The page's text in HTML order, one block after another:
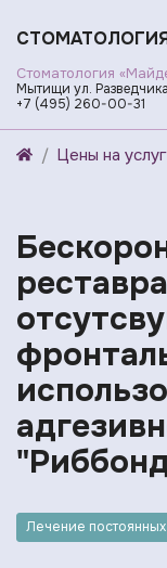
Стоматология
Мытищи ул.
+7 (495) 260-00-31
Цены на
Лечение